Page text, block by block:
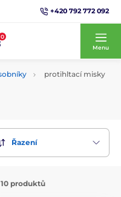
+420 792 772 092
0
Menu
protihltací misky
Řazení
produktů